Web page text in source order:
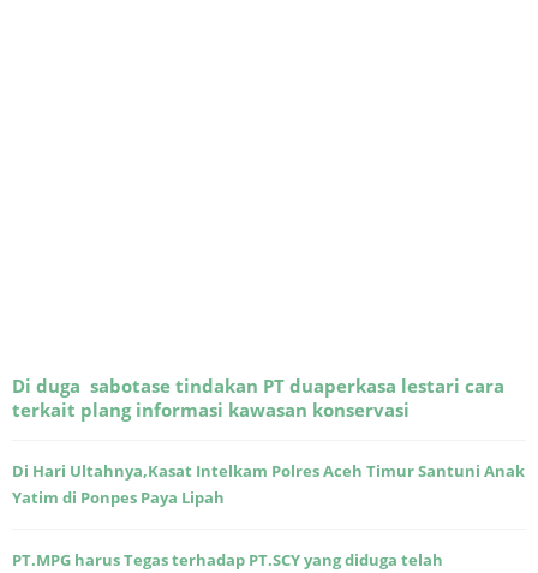
Di duga sabotase tindakan PT duaperkasa lestari cara
terkait plang informasi kawasan konservasi
Di Hari Ultahnya,Kasat Intelkam Polres Aceh Timur Santuni Anak
Yatim di Ponpes Paya Lipah
PT.MPG harus Tegas terhadap PT.SCY yang diduga telah